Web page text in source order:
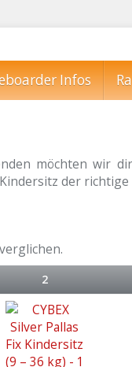
Infos
möchten wir
der
2